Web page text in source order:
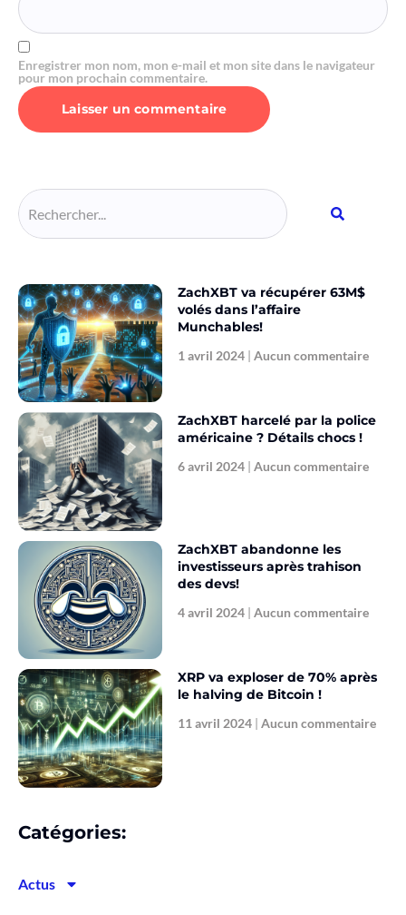
Enregistrer mon nom, mon e-mail et mon site dans le navigateur
pour mon prochain commentaire.
ZachXBT va récupérer 63M$
volés dans l’affaire
Munchables!
1 avril 2024 Aucun commentaire
ZachXBT harcelé par la police
américaine ? Détails chocs !
6 avril 2024 Aucun commentaire
ZachXBT abandonne les
investisseurs après trahison
des devs!
4 avril 2024 Aucun commentaire
XRP va exploser de 70% après
le halving de Bitcoin !
11 avril 2024 Aucun commentaire
Catégories:
Actus